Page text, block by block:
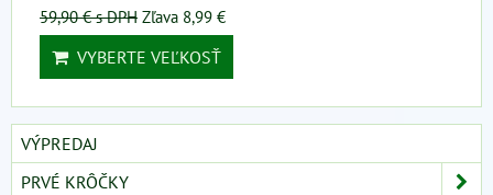
59,90 €s DPH Zľava 8,99 €
VYBERTE VEĽKOSŤ
VÝPREDAJ
PRVÉ KRÔČKY